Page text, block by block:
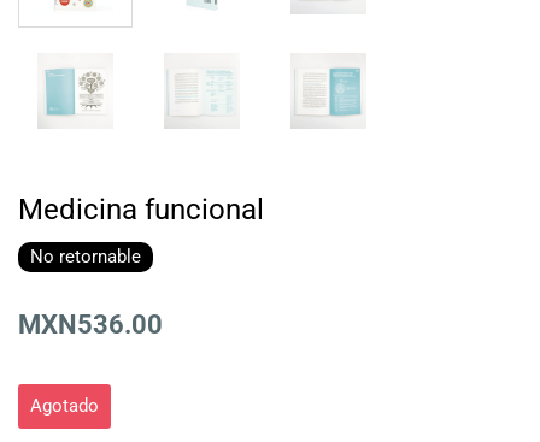
Medicina funcional
No retornable
MXN536.00
Agotado